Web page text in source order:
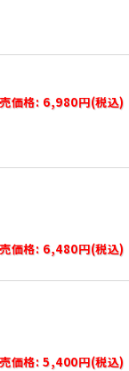
価格: 6,980円(税込)
価格: 6,480円(税込)
価格: 5,400円(税込)